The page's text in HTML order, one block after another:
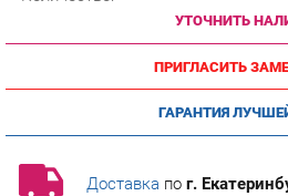
ПРИГЛАСИТЬ
ГАРАНТИЯ ЛУЧШЕЙ
Доставкапог.